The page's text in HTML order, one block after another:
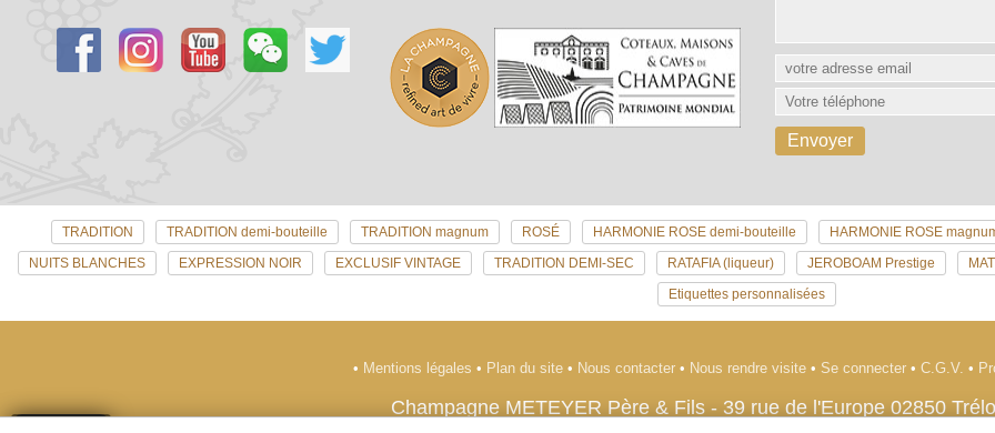
TRADITION TRADITION demi-bouteille TRADITION magnum ROSÉ HARMONIE ROSE demi-bouteille HARMONIE ROSE
NUITS BLANCHES EXPRESSION NOIR EXCLUSIF VINTAGE TRADITION DEMI-SEC RATAFIA (liqueur) JEROBOAM Prestige
Etiquettes personnalisées
• Mentions légales • Plan du site • Nous contacter • Nous rendre visite • Se connecter • C.G.V. •
Champagne METEYER Père & Fils - 39 rue de l'Europe 02850